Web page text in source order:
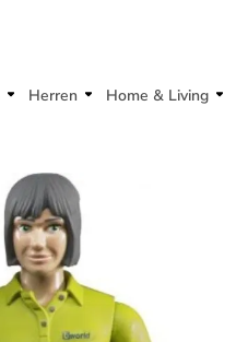
Herren Home & Living